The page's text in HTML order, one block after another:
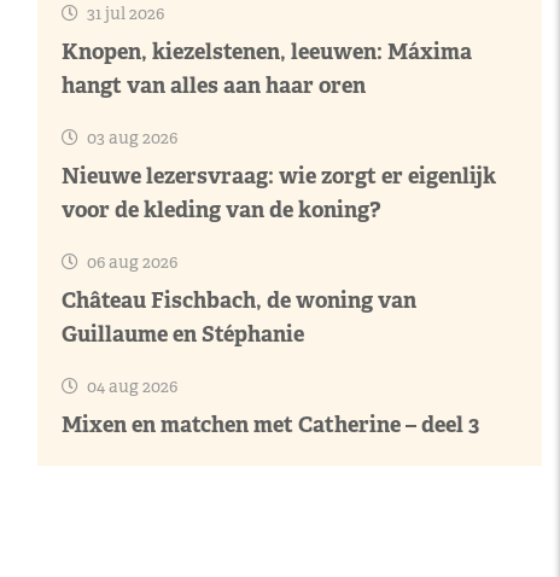
31 jul 2026
Knopen, kiezelstenen, leeuwen: Máxima
hangt van alles aan haar oren
03 aug 2026
Nieuwe lezersvraag: wie zorgt er eigenlijk
voor de kleding van de koning?
06 aug 2026
Château Fischbach, de woning van
Guillaume en Stéphanie
04 aug 2026
Mixen en matchen met Catherine – deel 3